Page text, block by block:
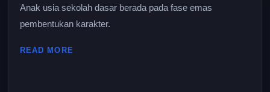
Anak usia sekolah dasar berada pada fase emas
pembentukan karakter.
READ MORE